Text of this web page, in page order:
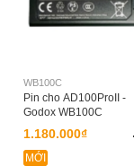
WB100C
Pin cho AD100ProII -
Godox WB100C
1.180.000₫
MỚI